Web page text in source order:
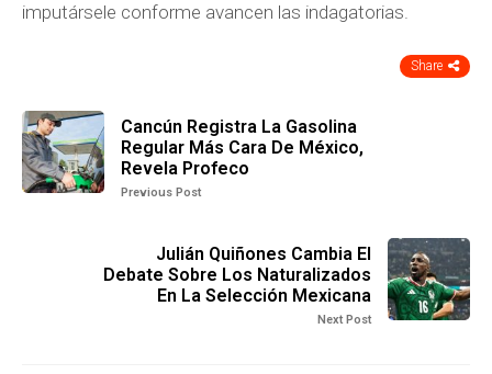
imputársele conforme avancen las indagatorias.
Share
Cancún Registra La Gasolina
Regular Más Cara De México,
Revela Profeco
Previous Post
Julián Quiñones Cambia El
Debate Sobre Los Naturalizados
En La Selección Mexicana
Next Post